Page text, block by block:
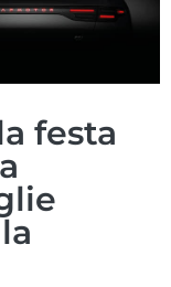
festa